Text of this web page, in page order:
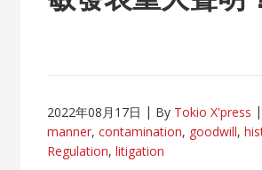
2022年08月17日 By Tokio X'press
manner,contamination, goodwill,
Regulation,litigation